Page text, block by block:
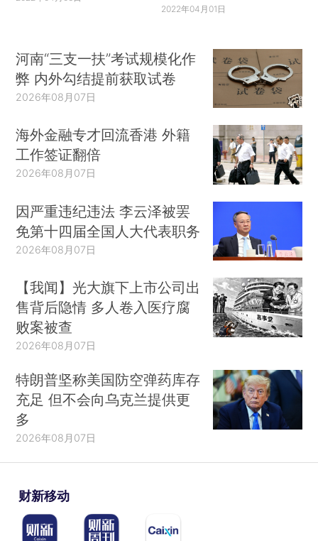
2022年04月01日
河南“三支一扶”考试规模化作
弊 内外勾结提前获取试卷
2026年08月07日
海外金融专才回流香港 外籍
工作签证翻倍
2026年08月07日
因严重违纪违法 李云泽被罢
免第十四届全国人大代表职务
2026年08月07日
【我闻】光大旗下上市公司出
售背后隐情 多人卷入医疗腐
败案被查
2026年08月07日
特朗普坚称美国防空弹药库存
充足 但不会向乌克兰提供更
多
2026年08月07日
财新移动